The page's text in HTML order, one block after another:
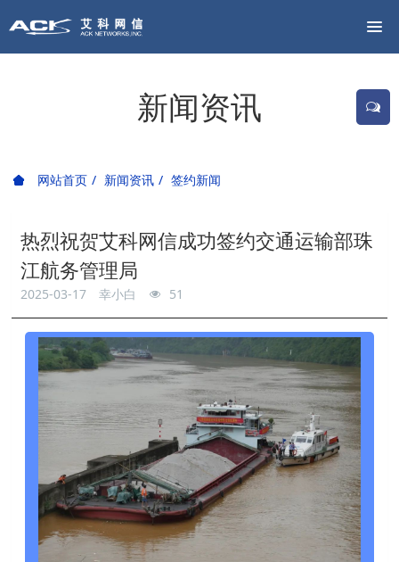
新闻资讯
网站首页 新闻资讯 签约新闻
热烈祝贺艾科网信成功签约交通运输部珠
江航务管理局
2025-03-17 幸小白 51